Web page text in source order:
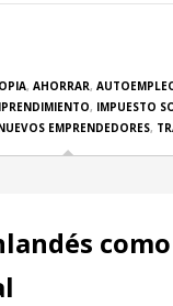
, AHORRAR,
, IMPUESTO
EMPRENDEDORES,